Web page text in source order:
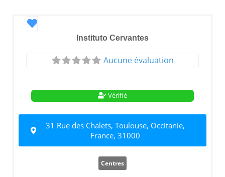
Favori
Instituto Cervantes
Aucune évaluation
Vérifié
31 Rue des Chalets, Toulouse, Occitanie,
France, 31000
Centres